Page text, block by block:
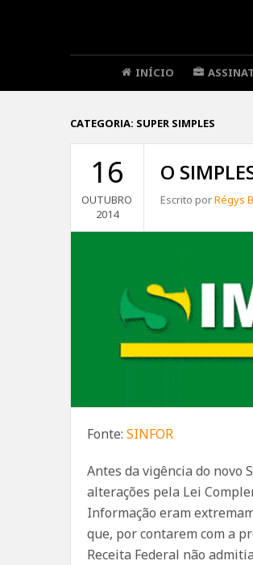
INÍCIO
CATEGORIA: SUPER SIMPLES
16
OUTUBRO
2014
O
Escrito porRégys
Fonte: SINFOR
Antes da vigência do novo
alterações pela Lei
Informação eram
que, por contarem com a
Receita Federal não